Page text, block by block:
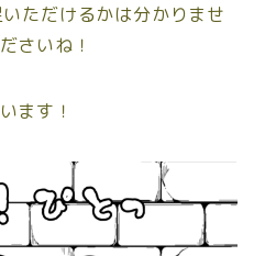
ただけるかは分かりませ
さいね！
ます！